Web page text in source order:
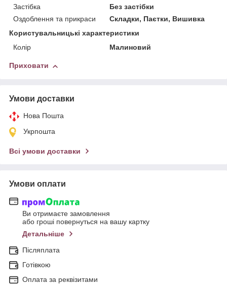
Застібка
Без застібки
Оздоблення та прикраси
Складки, Паєтки, Вишивка
Користувальницькі характеристики
Колір
Малиновий
Приховати
Умови доставки
Нова Пошта
Укрпошта
Всі умови доставки
Умови оплати
Ви отримаєте замовлення
або гроші повернуться на вашу картку
Детальніше
Післяплата
Готівкою
Оплата за реквізитами